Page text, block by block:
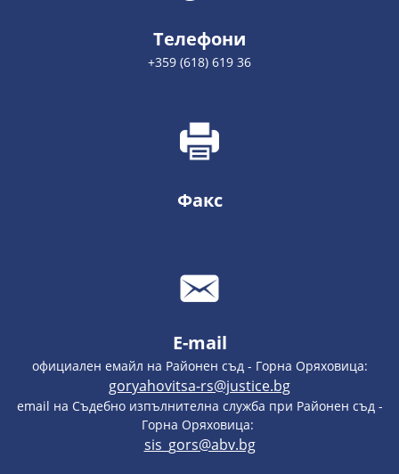
Телефони
+359 (618) 619 36
Факс
E-mail
официален емайл на Районен съд - Горна Оряховица:
goryahovitsa-rs@justice.bg
email на Съдебно изпълнителна служба при Районен съд -
Горна Оряховица:
sis_gors@abv.bg